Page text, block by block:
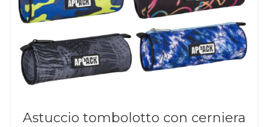
astuccio tombolotto con cerniera